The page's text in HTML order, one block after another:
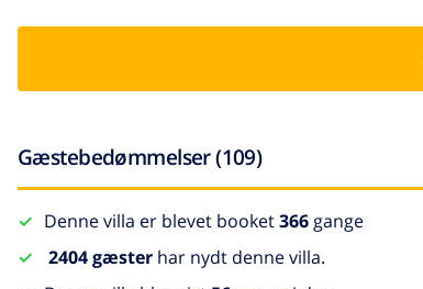
Gæstebedømmelser (109)
Denne villa er blevet booket366 gange
2404 gæster har nydt denne villa.